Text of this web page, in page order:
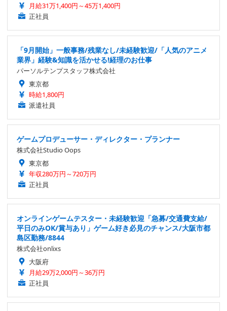
月給31万1,400円～45万1,400円
正社員
「9月開始」一般事務/残業なし/未経験歓迎/「人気のアニメ
業界」経験&知識を活かせる!経理のお仕事
パーソルテンプスタッフ株式会社
東京都
時給1,800円
派遣社員
ゲームプロデューサー・ディレクター・プランナー
株式会社Studio Oops
東京都
年収280万円～720万円
正社員
オンラインゲームテスター・未経験歓迎「急募/交通費支給/
平日のみOK/賞与あり」ゲーム好き必見のチャンス/大阪市都
島区勤務/8844
株式会社onlixs
大阪府
月給29万2,000円～36万円
正社員